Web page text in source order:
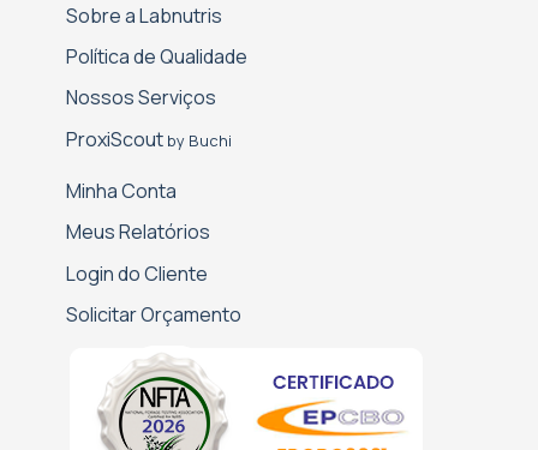
Sobre a Labnutris
Política de Qualidade
Nossos Serviços
Proxi­Scout by Buchi
Minha Conta
Meus Relatórios
Login do Cliente
Solicitar Orçamento